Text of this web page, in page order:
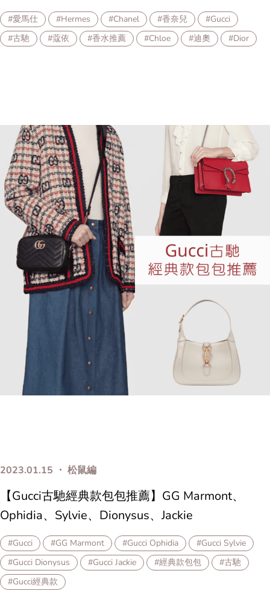
#愛馬仕 #Hermes #Chanel #香奈兒
#Gucci
#古馳
#蔻依 #香水推薦 #Chloe #迪奧 #Dior
2023.01.15 ・ 松鼠編
【Gucci古馳經典款包包推薦】GG Marmont、
Ophidia、Sylvie、Dionysus、Jackie
#Gucci #GG Marmont #Gucci Ophidia
#Gucci Sylvie
#Gucci Dionysus
#Gucci Jackie #經典款包包
#古馳
#Gucci經典款